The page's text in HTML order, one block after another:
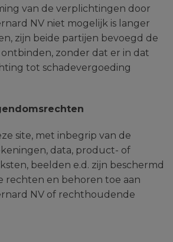
van de verplichtingen door
NV niet mogelijk is langer
zijn beide partijen bevoegd de
zonder dat er in dat
tot schadevergoeding
site, met inbegrip van de
data, product- of
beelden e.d. zijn beschermd
rechten en behoren toe aan
NV of rechthoudende